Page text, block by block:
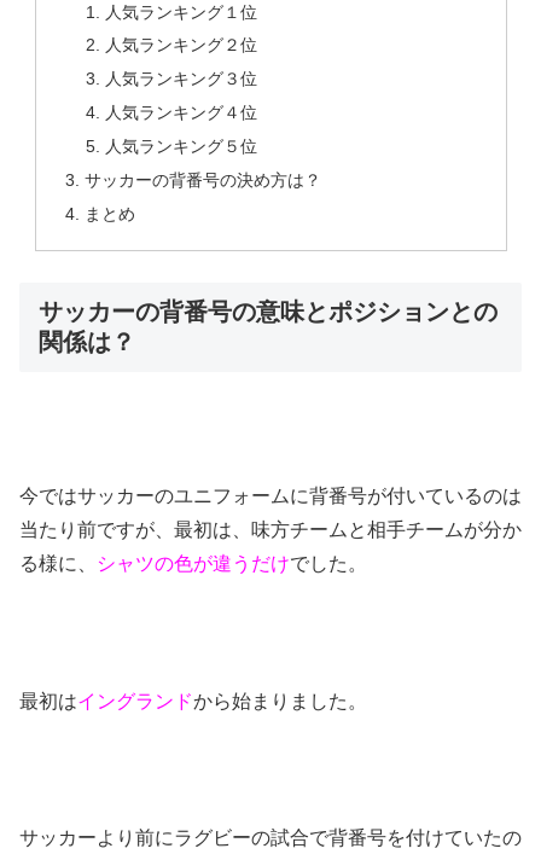
人気ランキング１位
人気ランキング２位
人気ランキング３位
人気ランキング４位
人気ランキング５位
サッカーの背番号の決め方は？
まとめ
サッカーの背番号の意味とポジションとの
関係は？
今ではサッカーのユニフォームに背番号が付いているのは
当たり前ですが、最初は、味方チームと相手チームが分か
る様に、
シャツの色が違うだけでした。
最初はイングランドから始まりました。
サッカーより前にラグビーの試合で背番号を付けていたの